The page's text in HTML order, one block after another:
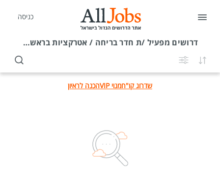
כניסה
דרושים מפעיל /ת חדר בריחה / אטרקציות בראשון לציון
שדרוג קו"חמנוי VIP הכנה לראיון